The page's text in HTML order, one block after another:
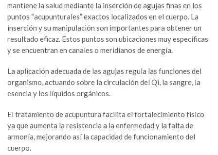
mantiene la salud mediante la inserción de agujas finas en los
puntos “acupunturales” exactos localizados en el cuerpo. La
inserción y su manipulación son importantes para obtener un
resultado eficaz. Estos puntos son ubicaciones muy específicas
y se encuentran en canales o meridianos de energía.
La aplicación adecuada de las agujas regula las funciones del
organismo, actuando sobre la circulación del Qi, la sangre, la
esencia y los líquidos orgánicos.
El tratamiento de acupuntura facilita el fortalecimiento físico
ya que aumenta la resistencia a la enfermedad y la falta de
armonía, mejorando así la capacidad de funcionamiento del
cuerpo.